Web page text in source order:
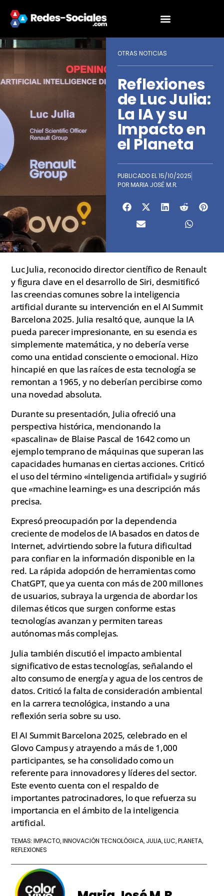
OTRAS NOTICIAS
Reflexiones
de Luc Julia:
La IA y su
Impacto en
el Planeta
PUBLICADO EL15/10/2025
POR MARIA JOSÉ M.R.
Luc Julia, reconocido director científico de Renault
y figura clave en el desarrollo de Siri, desmitificó
las creencias comunes sobre la inteligencia
artificial durante su intervención en el AI Summit
Barcelona 2025. Julia resaltó que, aunque la IA
pueda parecer impresionante, en su esencia es
simplemente matemática, y no debería verse
como una entidad consciente o emocional. Hizo
hincapié en que las raíces de esta tecnología se
remontan a 1965, y no deberían percibirse como
una novedad absoluta.
Durante su presentación, Julia ofreció una
perspectiva histórica, mencionando la
«pascalina» de Blaise Pascal de 1642 como un
ejemplo temprano de máquinas que superan las
capacidades humanas en ciertas acciones. Criticó
el uso del término «inteligencia artificial» y sugirió
que «machine learning» es una descripción más
precisa.
Expresó preocupación por la dependencia
creciente de modelos de IA basados en datos de
Internet, advirtiendo sobre la futura dificultad
para confiar en la información disponible en la
red. La rápida adopción de herramientas como
ChatGPT, que ya cuenta con más de 200 millones
de usuarios, subraya la urgencia de abordar los
dilemas éticos que surgen conforme estas
tecnologías avanzan y permiten tareas
autónomas más complejas.
Julia también discutió el impacto ambiental
significativo de estas tecnologías, señalando el
alto consumo de energía y agua de los centros de
datos. Criticó la falta de consideración ambiental
en la carrera tecnológica, instando a una
reflexión seria sobre su uso.
El AI Summit Barcelona 2025, celebrado en el
Glovo Campus y atrayendo a más de 1,000
participantes, se ha consolidado como un
referente para innovadores y líderes del sector.
Este evento cuenta con el respaldo de
importantes patrocinadores, lo que refuerza su
importancia en el ámbito de la inteligencia
artificial.
TEMAS:IMPACTO ,INNOVACIÓN TECNOLÓGICA JULIA ,LUC ,PLANETA
REFLEXIONES